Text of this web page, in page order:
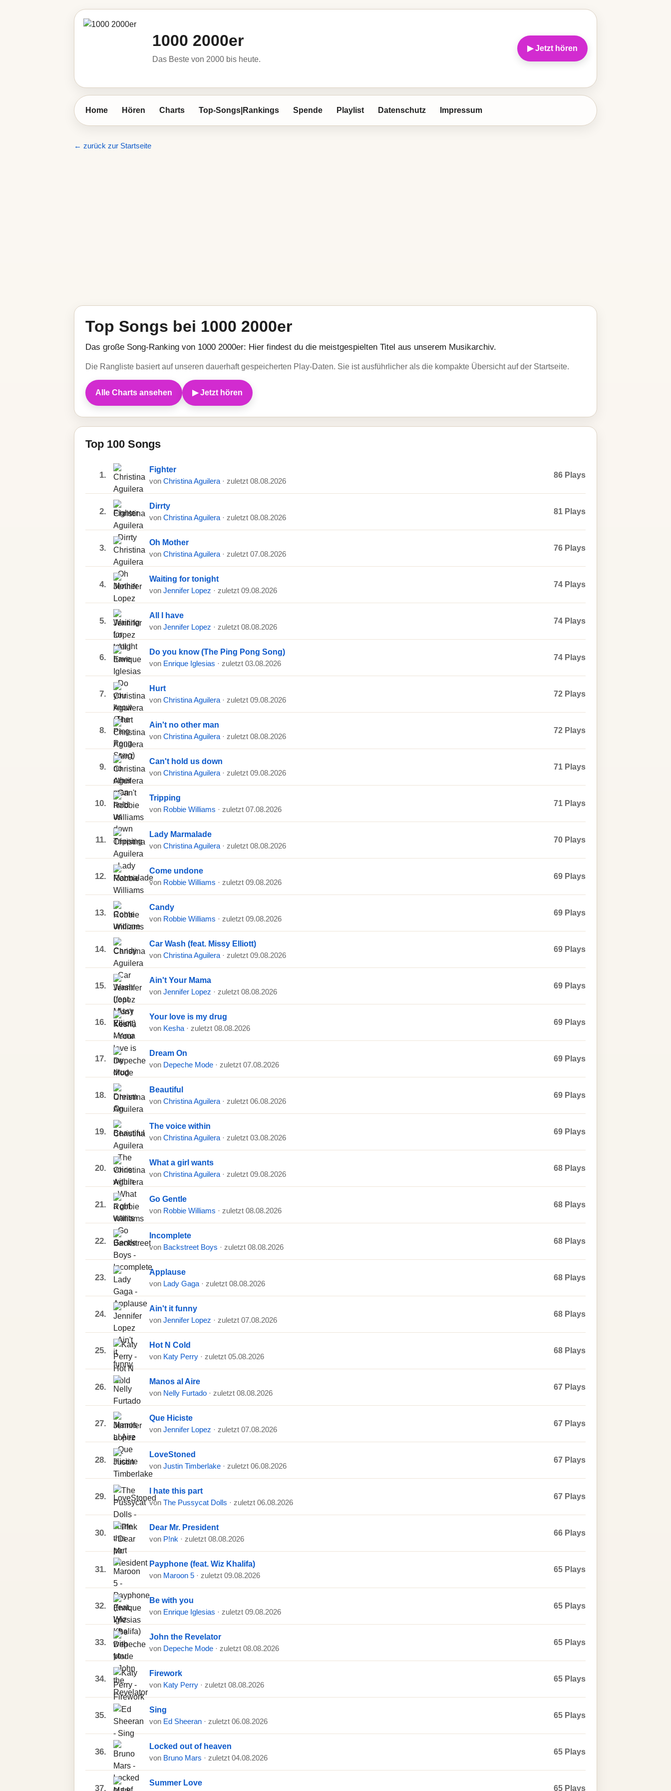
1000 2000er
Das Beste von 2000 bis heute.
▶ Jetzt hören
Home Hören Charts Top-Songs|Rankings Spende Playlist Datenschutz Impressum
← zurück zur Startseite
Top Songs bei 1000 2000er
Das große Song-Ranking von 1000 2000er: Hier findest du die meistgespielten Titel aus unserem Musikarchiv.
Die Rangliste basiert auf unseren dauerhaft gespeicherten Play-Daten. Sie ist ausführlicher als die kompakte Übersicht auf der Startseite.
Alle Charts ansehen ▶ Jetzt hören
Top 100 Songs
1.
Fighter
von Christina Aguilera · zuletzt 08.08.2026
86 Plays
2.
Dirrty
von Christina Aguilera · zuletzt 08.08.2026
81 Plays
3.
Oh Mother
von Christina Aguilera · zuletzt 07.08.2026
76 Plays
4.
Waiting for tonight
von Jennifer Lopez · zuletzt 09.08.2026
74 Plays
5.
All I have
von Jennifer Lopez · zuletzt 08.08.2026
74 Plays
6.
Do you know (The Ping Pong Song)
von Enrique Iglesias · zuletzt 03.08.2026
74 Plays
7.
Hurt
von Christina Aguilera · zuletzt 09.08.2026
72 Plays
8.
Ain't no other man
von Christina Aguilera · zuletzt 08.08.2026
72 Plays
9.
Can't hold us down
von Christina Aguilera · zuletzt 09.08.2026
71 Plays
10.
Tripping
von Robbie Williams · zuletzt 07.08.2026
71 Plays
11.
Lady Marmalade
von Christina Aguilera · zuletzt 08.08.2026
70 Plays
12.
Come undone
von Robbie Williams · zuletzt 09.08.2026
69 Plays
13.
Candy
von Robbie Williams · zuletzt 09.08.2026
69 Plays
14.
Car Wash (feat. Missy Elliott)
von Christina Aguilera · zuletzt 09.08.2026
69 Plays
15.
Ain't Your Mama
von Jennifer Lopez · zuletzt 08.08.2026
69 Plays
16.
Your love is my drug
von Kesha · zuletzt 08.08.2026
69 Plays
17.
Dream On
von Depeche Mode · zuletzt 07.08.2026
69 Plays
18.
Beautiful
von Christina Aguilera · zuletzt 06.08.2026
69 Plays
19.
The voice within
von Christina Aguilera · zuletzt 03.08.2026
69 Plays
20.
What a girl wants
von Christina Aguilera · zuletzt 09.08.2026
68 Plays
21.
Go Gentle
von Robbie Williams · zuletzt 08.08.2026
68 Plays
22.
Incomplete
von Backstreet Boys · zuletzt 08.08.2026
68 Plays
23.
Applause
von Lady Gaga · zuletzt 08.08.2026
68 Plays
24.
Ain't it funny
von Jennifer Lopez · zuletzt 07.08.2026
68 Plays
25.
Hot N Cold
von Katy Perry · zuletzt 05.08.2026
68 Plays
26.
Manos al Aire
von Nelly Furtado · zuletzt 08.08.2026
67 Plays
27.
Que Hiciste
von Jennifer Lopez · zuletzt 07.08.2026
67 Plays
28.
LoveStoned
von Justin Timberlake · zuletzt 06.08.2026
67 Plays
29.
I hate this part
von The Pussycat Dolls · zuletzt 06.08.2026
67 Plays
30.
Dear Mr. President
von P!nk · zuletzt 08.08.2026
66 Plays
31.
Payphone (feat. Wiz Khalifa)
von Maroon 5 · zuletzt 09.08.2026
65 Plays
32.
Be with you
von Enrique Iglesias · zuletzt 09.08.2026
65 Plays
33.
John the Revelator
von Depeche Mode · zuletzt 08.08.2026
65 Plays
34.
Firework
von Katy Perry · zuletzt 08.08.2026
65 Plays
35.
Sing
von Ed Sheeran · zuletzt 06.08.2026
65 Plays
36.
Locked out of heaven
von Bruno Mars · zuletzt 04.08.2026
65 Plays
37.
Summer Love
65 Plays